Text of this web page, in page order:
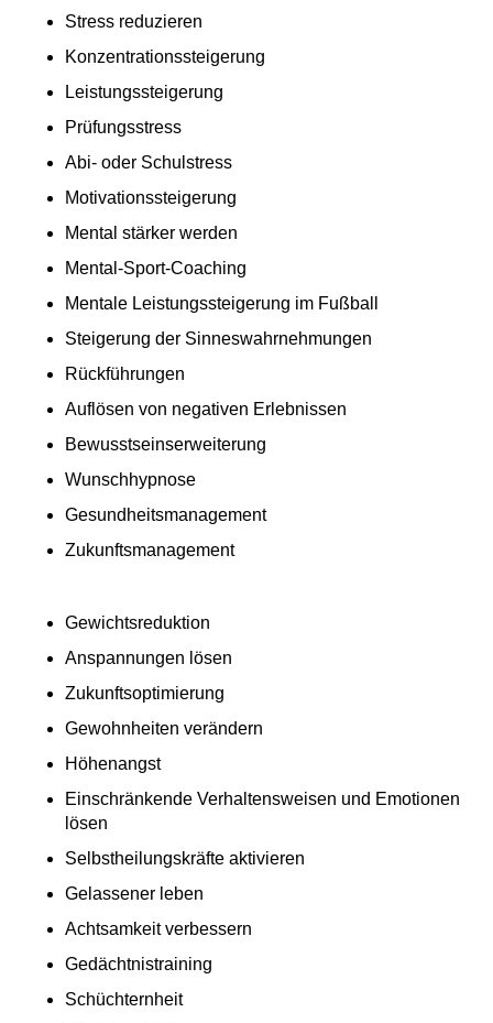
Stress reduzieren
Konzentrationssteigerung
Leistungssteigerung
Prüfungsstress
Abi- oder Schulstress
Motivationssteigerung
Mental stärker werden
Mental-Sport-Coaching
Mentale Leistungssteigerung im Fußball
Steigerung der Sinneswahrnehmungen
Rückführungen
Auflösen von negativen Erlebnissen
Bewusstseinserweiterung
Wunschhypnose
Gesundheitsmanagement
Zukunftsmanagement
Gewichtsreduktion
Anspannungen lösen
Zukunftsoptimierung
Gewohnheiten verändern
Höhenangst
Einschränkende Verhaltensweisen und Emotionen
lösen
Selbstheilungskräfte aktivieren
Gelassener leben
Achtsamkeit verbessern
Gedächtnistraining
Schüchternheit